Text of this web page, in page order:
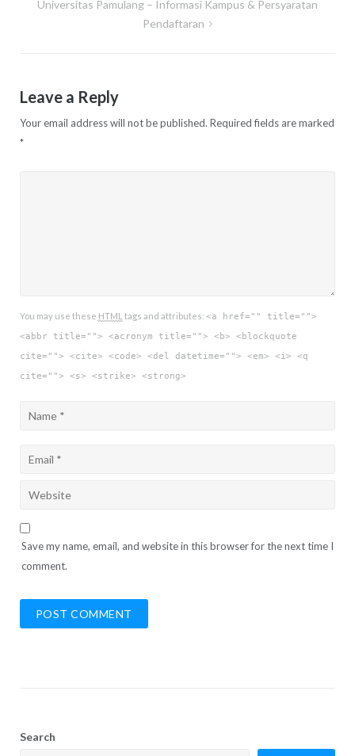
Universitas Pamulang – Informasi Kampus & Persyaratan
Pendaftaran
Leave a Reply
Your email address will not be published. Required fields are marked
*
You may use these HTML tags and attributes: <a href="" title="">
<abbr title=""> <acronym title=""> <b> <blockquote
cite=""> <cite> <code> <del datetime=""> <em> <i> <q
cite=""> <s> <strike> <strong>
Save my name, email, and website in this browser for the next time I
comment.
Search